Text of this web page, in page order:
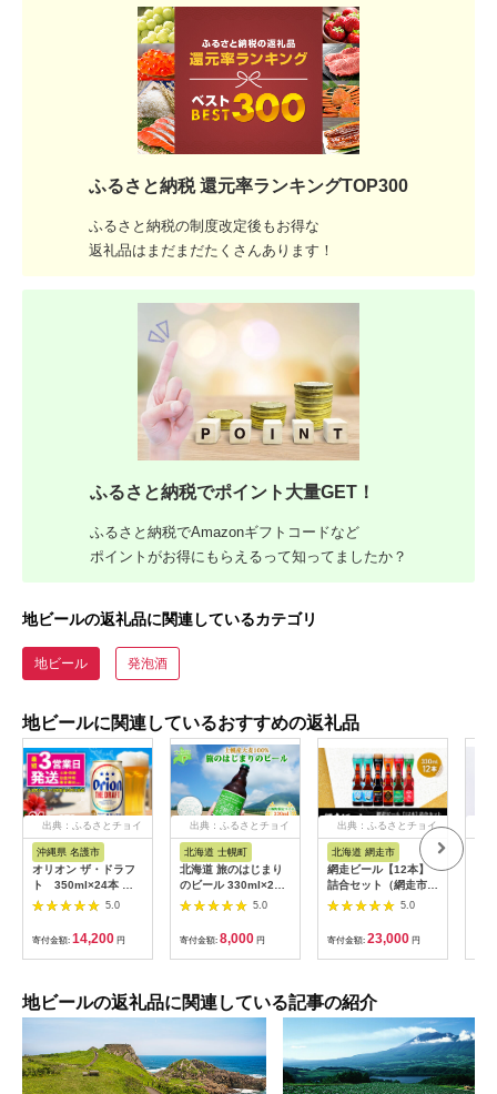
ふるさと納税 還元率ランキングTOP300
ふるさと納税の制度改定後もお得な
返礼品はまだまだたくさんあります！
ふるさと納税でポイント大量GET！
ふるさと納税でAmazonギフトコードなど
ポイントがお得にもらえるって知ってましたか？
地ビールの返礼品に関連しているカテゴリ
地ビール 発泡酒
地ビールに関連しているおすすめの返礼品
出典：ふるさとチョイ
ス
沖縄県 名護市
オリオン ザ・ドラフ
ト 350ml×24本 名
護市 沖縄 ケース お酒
アルコール オリオン
ビール クラフトビー
ル お土産 おみやげ ギ
フト プレゼント 速達
飲み物 美味しい おき
なわ BEER beer
5.0
寄付金額: 14,200 円
出典：ふるさとチョイ
ス
北海道 士幌町
北海道 旅のはじまり
のビール 330ml×2本
セット ギフトボック
ス入り コースター2枚
付き ビール クラフト
ビール 地ビール 酒 お
酒 麦酒 beer HOTEL
手土産 贈り物 ギフト
gift お取り寄せ 送料
無料 十勝 士幌町
【L06】
5.0
寄付金額: 8,000 円
出典：ふるさとチョイ
北海道 網走市
網走ビール【12本】
詰合セット（網走市内
加工・製造）
5.0
寄付金額: 23,000 円
地ビールの返礼品に関連している記事の紹介